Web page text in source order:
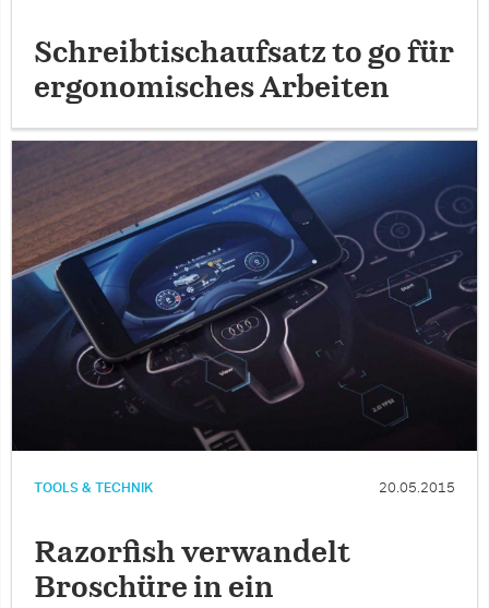
Schreibtischaufsatz to go für
ergonomisches Arbeiten
TOOLS & TECHNIK 20.05.2015
Razorfish verwandelt
Broschüre in ein